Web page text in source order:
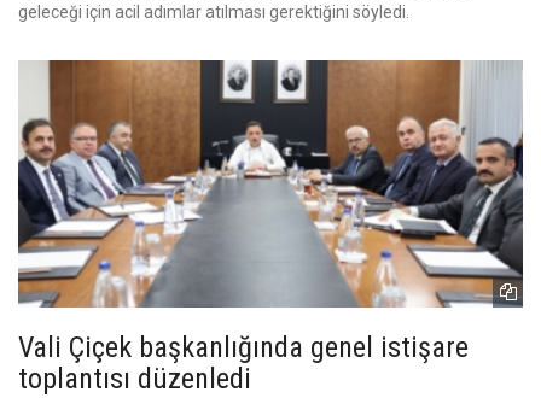
geleceği için acil adımlar atılması gerektiğini söyledi.
Vali Çiçek başkanlığında genel istişare
toplantısı düzenledi